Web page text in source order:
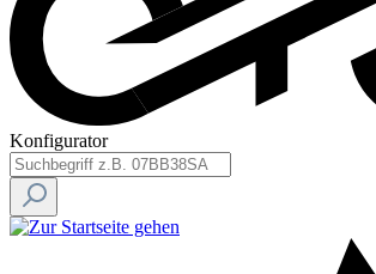
Konfigurator